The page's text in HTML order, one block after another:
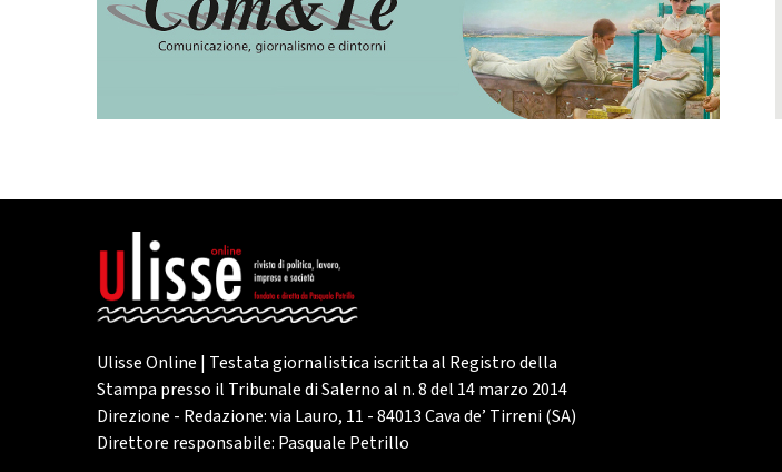
Ulisse Online | Testata giornalistica iscritta al Registro della
Stampa presso il Tribunale di Salerno al n. 8 del 14 marzo 2014
Direzione - Redazione: via Lauro, 11 - 84013 Cava de’ Tirreni (SA)
Direttore responsabile: Pasquale Petrillo